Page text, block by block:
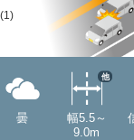
(1)
曇
幅5.5～
9.0m
他